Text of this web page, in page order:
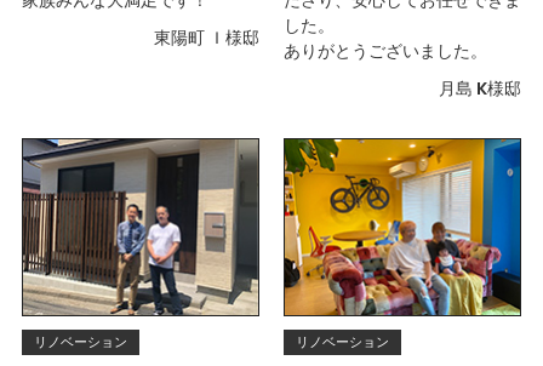
東陽町 Ｉ様邸
した。
ありがとうございました。
月島 K様邸
リノベーション リノベーション